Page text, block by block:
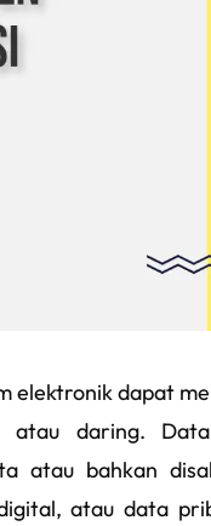
elektronik dapat
atau daring.
atau bahkan
atau data